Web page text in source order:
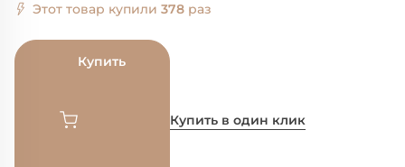
Этот товар купили 378 раз
Купить
Купить в один клик